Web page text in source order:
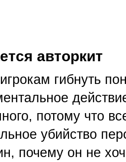
авторкит
гибнуть
потому что
убийство
почему он не